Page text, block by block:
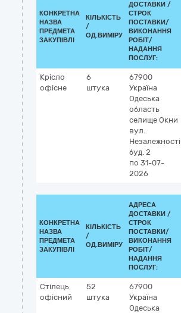
КОНКРЕТНА
НАЗВА
ПРЕДМЕТА
ЗАКУПІВЛІ
КІЛЬКІСТЬ
/
ОД.ВИМІРУ
ДОСТАВКИ /
СТРОК
ПОСТАВКИ/
ВИКОНАННЯ
РОБІТ/
НАДАННЯ
ПОСЛУГ:
Крісло
офісне
6
штука
67900
Україна
Одеська
область
селище Окни
вул.
Незалежності
буд. 2
по 31-07-
2026
КОНКРЕТНА
НАЗВА
ПРЕДМЕТА
ЗАКУПІВЛІ
КІЛЬКІСТЬ
/
ОД.ВИМІРУ
АДРЕСА
ДОСТАВКИ /
СТРОК
ПОСТАВКИ/
ВИКОНАННЯ
РОБІТ/
НАДАННЯ
ПОСЛУГ:
Стілець
офісний
52
штука
67900
Україна
Одеська